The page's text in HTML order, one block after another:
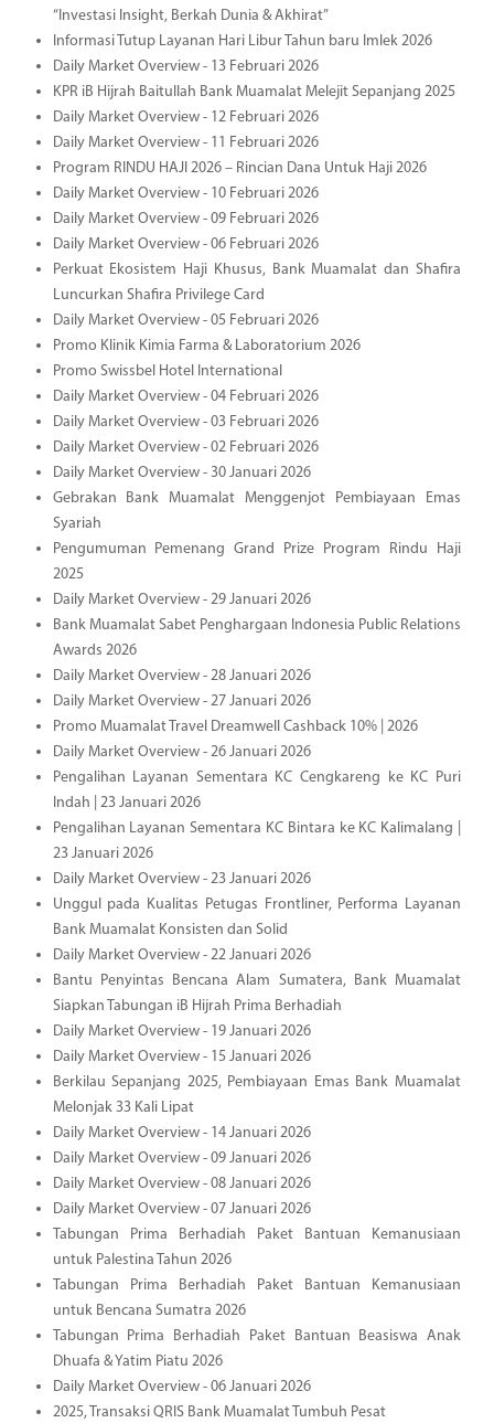
“Investasi Insight, Berkah Dunia & Akhirat”
Informasi Tutup Layanan Hari Libur Tahun baru Imlek 2026
Daily Market Overview - 13 Februari 2026
KPR iB Hijrah Baitullah Bank Muamalat Melejit Sepanjang 2025
Daily Market Overview - 12 Februari 2026
Daily Market Overview - 11 Februari 2026
Program RINDU HAJI 2026 – Rincian Dana Untuk Haji 2026
Daily Market Overview - 10 Februari 2026
Daily Market Overview - 09 Februari 2026
Daily Market Overview - 06 Februari 2026
Perkuat Ekosistem Haji Khusus, Bank Muamalat dan Shafira
Luncurkan Shafira Privilege Card
Daily Market Overview - 05 Februari 2026
Promo Klinik Kimia Farma & Laboratorium 2026
Promo Swissbel Hotel International
Daily Market Overview - 04 Februari 2026
Daily Market Overview - 03 Februari 2026
Daily Market Overview - 02 Februari 2026
Daily Market Overview - 30 Januari 2026
Gebrakan Bank Muamalat Menggenjot Pembiayaan Emas
Syariah
Pengumuman Pemenang Grand Prize Program Rindu Haji
2025
Daily Market Overview - 29 Januari 2026
Bank Muamalat Sabet Penghargaan Indonesia Public Relations
Awards 2026
Daily Market Overview - 28 Januari 2026
Daily Market Overview - 27 Januari 2026
Promo Muamalat Travel Dreamwell Cashback 10% | 2026
Daily Market Overview - 26 Januari 2026
Pengalihan Layanan Sementara KC Cengkareng ke KC Puri
Indah | 23 Januari 2026
Pengalihan Layanan Sementara KC Bintara ke KC Kalimalang |
23 Januari 2026
Daily Market Overview - 23 Januari 2026
Unggul pada Kualitas Petugas Frontliner, Performa Layanan
Bank Muamalat Konsisten dan Solid
Daily Market Overview - 22 Januari 2026
Bantu Penyintas Bencana Alam Sumatera, Bank Muamalat
Siapkan Tabungan iB Hijrah Prima Berhadiah
Daily Market Overview - 19 Januari 2026
Daily Market Overview - 15 Januari 2026
Berkilau Sepanjang 2025, Pembiayaan Emas Bank Muamalat
Melonjak 33 Kali Lipat
Daily Market Overview - 14 Januari 2026
Daily Market Overview - 09 Januari 2026
Daily Market Overview - 08 Januari 2026
Daily Market Overview - 07 Januari 2026
Tabungan Prima Berhadiah Paket Bantuan Kemanusiaan
untuk Palestina Tahun 2026
Tabungan Prima Berhadiah Paket Bantuan Kemanusiaan
untuk Bencana Sumatra 2026
Tabungan Prima Berhadiah Paket Bantuan Beasiswa Anak
Dhuafa & Yatim Piatu 2026
Daily Market Overview - 06 Januari 2026
2025, Transaksi QRIS Bank Muamalat Tumbuh Pesat